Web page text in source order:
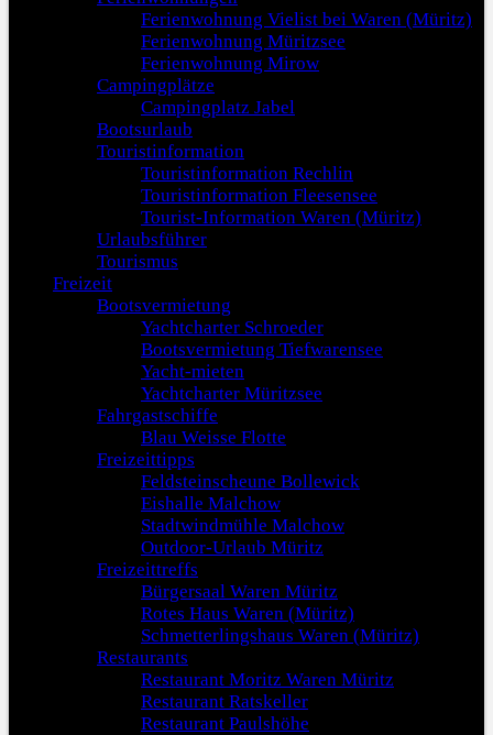
Ferienwohnung Vielist bei Waren (Müritz)
Ferienwohnung Müritzsee
Ferienwohnung Mirow
Campingplätze
Campingplatz Jabel
Bootsurlaub
Touristinformation
Touristinformation Rechlin
Touristinformation Fleesensee
Tourist-Information Waren (Müritz)
Urlaubsführer
Tourismus
Freizeit
Bootsvermietung
Yachtcharter Schroeder
Bootsvermietung Tiefwarensee
Yacht-mieten
Yachtcharter Müritzsee
Fahrgastschiffe
Blau Weisse Flotte
Freizeittipps
Feldsteinscheune Bollewick
Eishalle Malchow
Stadtwindmühle Malchow
Outdoor-Urlaub Müritz
Freizeittreffs
Bürgersaal Waren Müritz
Rotes Haus Waren (Müritz)
Schmetterlingshaus Waren (Müritz)
Restaurants
Restaurant Moritz Waren Müritz
Restaurant Ratskeller
Restaurant Paulshöhe